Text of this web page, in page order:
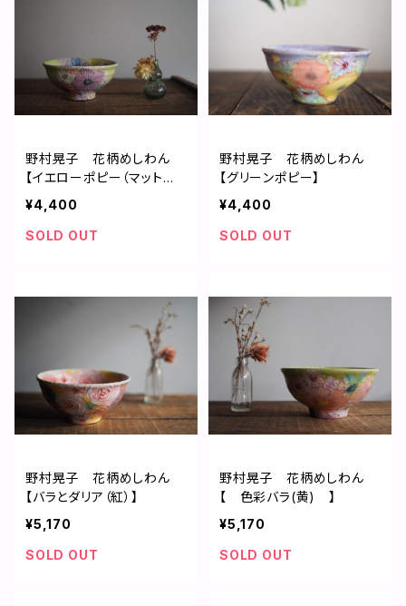
野村晃子 花柄めしわん
【イエローポピー（マット
釉）】
¥4,400
SOLD OUT
野村晃子 花柄めしわん
【グリーンポピー】
¥4,400
SOLD OUT
野村晃子 花柄めしわん
【バラとダリア（紅）】
¥5,170
SOLD OUT
野村晃子 花柄めしわん
【 色彩バラ(黄) 】
¥5,170
SOLD OUT